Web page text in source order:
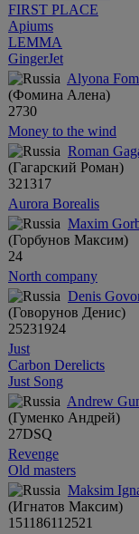
FIRST PLACE
Apiums
LEMMA
GingerJet
Alyona
(Фомина Алена)
2730
Money to the wind
Roman
(Гагарский Роман)
321317
Aurora Borealis
Maxim
(Горбунов Максим)
24
North company
Denis
(Говорунов Денис)
25231924
Just
Carbon Derelicts
Just Song
Andrew
(Гуменко Андрей)
27DSQ
Revenge
Old masters
Maksim
(Игнатов Mаксим)
1 51186112521